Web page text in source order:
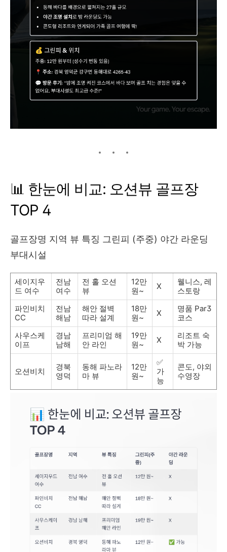
📊 한눈에 비교: 오션뷰 골프장
TOP 4
골프장명 지역 뷰 특징 그린피 (주중) 야간 라운딩
부대시설
세이지우
드 여수
전남
여수
전 홀 오션
뷰
12만
원~
X
웰니스, 레
스토랑
파인비치
CC
전남
해남
해안 절벽
따라 설계
18만
원~
X
명품 Par3
코스
사우스케
이프
경남
남해
프리미엄 해
안 라인
19만
원~
X
리조트 숙
박 가능
오션비치
경북
영덕
동해 파노라
마 뷰
12만
원~
✅
가
능
콘도, 야외
수영장